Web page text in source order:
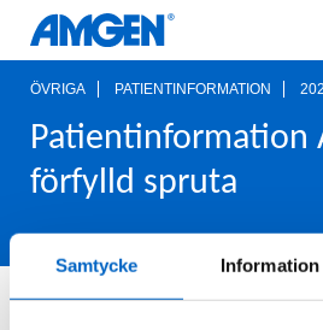
Samtycke Information
ÖVRIGA PATIENTINFORMATION
Patientinformation
förfylld spruta